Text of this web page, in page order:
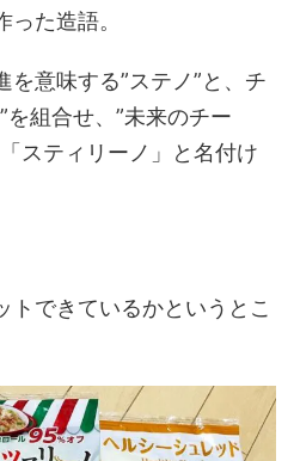
た造語。
を意味する”ステノ”と、チ
を組合せ、”未来のチー
スティリーノ」と名付け
トできているかというとこ